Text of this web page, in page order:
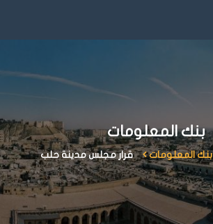
بنك المعلومات
بنك المعلومات قرار مجلس مدينة حلب